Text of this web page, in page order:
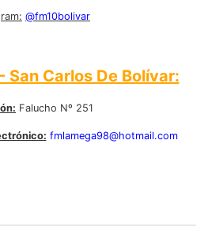
@fm10bolivar
San Carlos De Bolívar:
Falucho Nº 251
fmlamega98@hotmail.com